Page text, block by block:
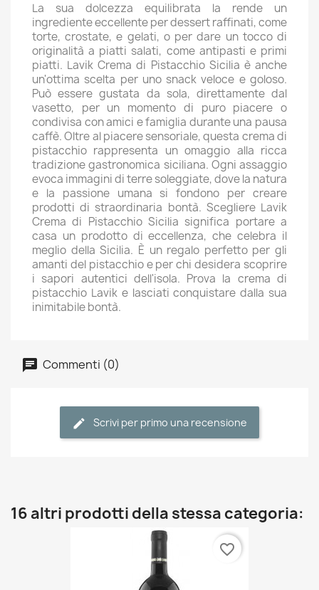
La sua dolcezza equilibrata la rende un
ingrediente eccellente per dessert raffinati, come
torte, crostate, e gelati, o per dare un tocco di
originalità a piatti salati, come antipasti e primi
piatti. Lavik Crema di Pistacchio Sicilia è anche
un'ottima scelta per uno snack veloce e goloso.
Può essere gustata da sola, direttamente dal
vasetto, per un momento di puro piacere o
condivisa con amici e famiglia durante una pausa
caffè. Oltre al piacere sensoriale, questa crema di
pistacchio rappresenta un omaggio alla ricca
tradizione gastronomica siciliana. Ogni assaggio
evoca immagini di terre soleggiate, dove la natura
e la passione umana si fondono per creare
prodotti di straordinaria bontà. Scegliere Lavik
Crema di Pistacchio Sicilia significa portare a
casa un prodotto di eccellenza, che celebra il
meglio della Sicilia. È un regalo perfetto per gli
amanti del pistacchio e per chi desidera scoprire
i sapori autentici dell'isola. Prova la crema di
pistacchio Lavik e lasciati conquistare dalla sua
inimitabile bontà.
Commenti (0)
Scrivi per primo una recensione
16 altri prodotti della stessa categoria:
favorite_border